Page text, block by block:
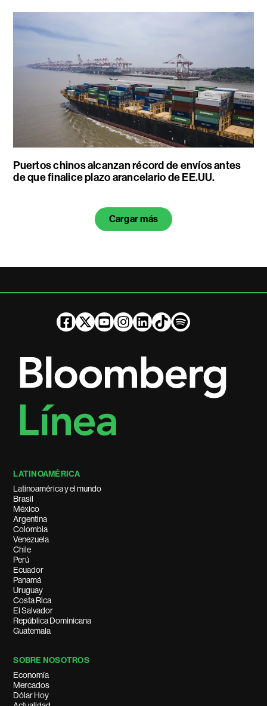
Puertos chinos alcanzan récord de envíos antes
de que finalice plazo arancelario de EE.UU.
Cargar más
LATINOAMÉRICA
Latinoamérica y el mundo
Brasil
México
Argentina
Colombia
Venezuela
Chile
Perú
Ecuador
Panamá
Uruguay
Costa Rica
El Salvador
República Dominicana
Guatemala
SOBRE NOSOTROS
Economía
Mercados
Dólar Hoy